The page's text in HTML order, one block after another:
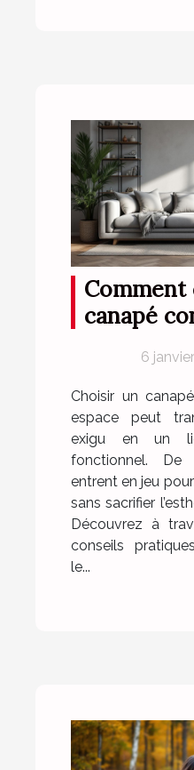
canapé
6
Choisir un
espace peut
exigu en un
fonctionnel. De
entrent en jeu
sans sacrifier
Découvrez à
conseils
le...